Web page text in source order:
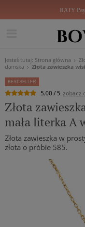
RATY
Jesteś tutaj: Strona główna
damska
Złota zawieszka
BESTSELLER
5.00 / 5 zobacz
Złota
mała literka A
Złota zawieszka w
złota o próbie 585.